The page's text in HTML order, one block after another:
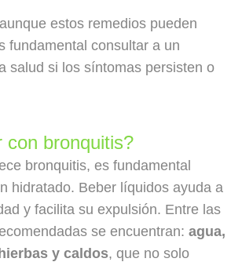
estos remedios pueden
fundamental consultar a un
salud si los síntomas persisten o
con bronquitis?
bronquitis, es fundamental
hidratado. Beber líquidos ayuda a
y facilita su expulsión. Entre las
se encuentran: agua,
y caldos, que no solo